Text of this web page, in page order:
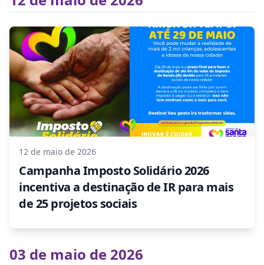
12 de maio de 2026
Campanha Imposto Solidário 2026
incentiva a destinação de IR para mais
de 25 projetos sociais
03 de maio de 2026